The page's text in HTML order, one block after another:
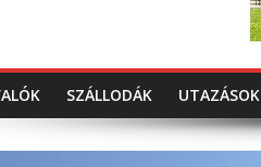
SZÁLLODÁK UTAZÁSOK